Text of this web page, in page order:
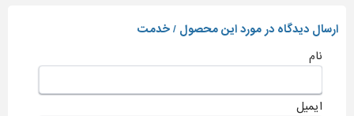
ارسال دیدگاه در مورد این محصول / خدمت
نام
ایمیل